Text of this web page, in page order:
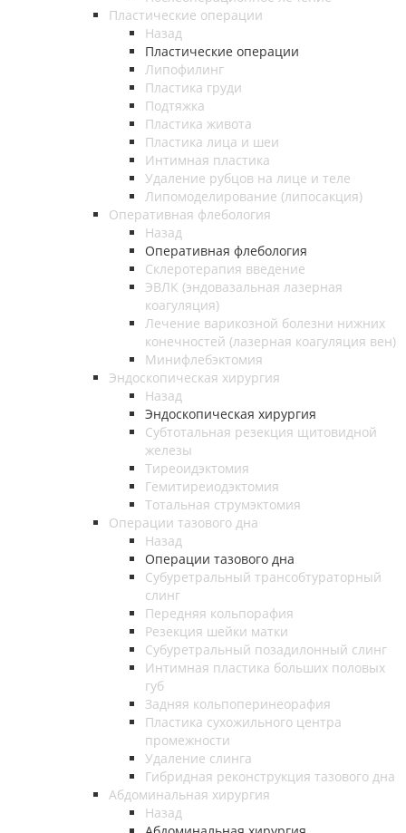
Пластические операции
Назад
Пластические операции
Липофилинг
Пластика груди
Подтяжка
Пластика живота
Пластика лица и шеи
Интимная пластика
Удаление рубцов на лице и теле
Липомоделирование (липосакция)
Оперативная флебология
Назад
Оперативная флебология
Склеротерапия введение
ЭВЛК (эндовазальная лазерная
коагуляция)
Лечение варикозной болезни нижних
конечностей (лазерная коагуляция вен)
Минифлебэктомия
Эндоскопическая хирургия
Назад
Эндоскопическая хирургия
Субтотальная резекция щитовидной
железы
Тиреоидэктомия
Гемитиреиодэктомия
Тотальная струмэктомия
Операции тазового дна
Назад
Операции тазового дна
Субуретральный трансобтураторный
слинг
Передняя кольпорафия
Резекция шейки матки
Субуретральный позадилонный слинг
Интимная пластика больших половых
губ
Задняя кольпоперинеорафия
Пластика сухожильного центра
промежности
Удаление слинга
Гибридная реконструкция тазового дна
Абдоминальная хирургия
Назад